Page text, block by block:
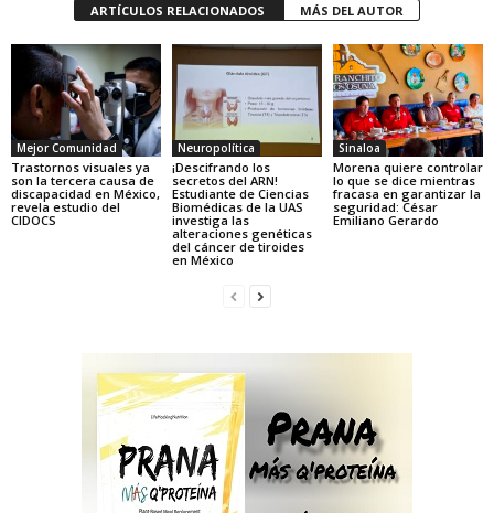
ARTÍCULOS RELACIONADOS MÁS DEL AUTOR
Mejor Comunidad
Trastornos visuales ya
son la tercera causa de
discapacidad en México,
revela estudio del
CIDOCS
Neuropolítica
¡Descifrando los
secretos del ARN!
Estudiante de Ciencias
Biomédicas de la UAS
investiga las
alteraciones genéticas
del cáncer de tiroides
en México
Sinaloa
Morena quiere controlar
lo que se dice mientras
fracasa en garantizar la
seguridad: César
Emiliano Gerardo